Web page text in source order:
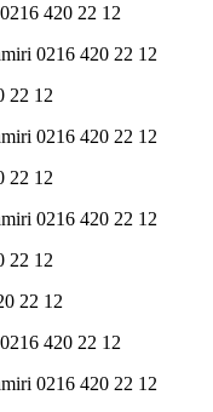
420 22 12
0216 420 22 12
22 12
0216 420 22 12
22 12
0216 420 22 12
22 12
22 12
420 22 12
0216 420 22 12